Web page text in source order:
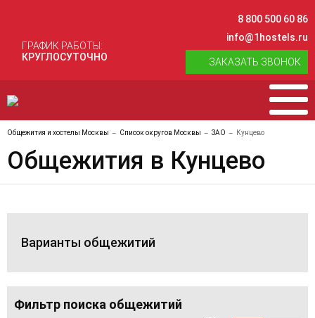
ГРАФИК РАБОТЫ:
КРУГЛОСУТОЧНО
8 800 500 60 86
info@1hostels.ru
ЗАКАЗАТЬ ЗВОНОК
Общежития и хостелы Москвы Список округов Москвы ЗАО Кунцево
Общежития в Кунцево
Варианты общежитий
Фильтр поиска общежитий